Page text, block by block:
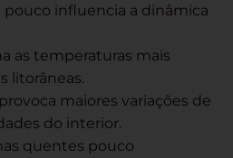
pouco influencia a dinâmica
as temperaturas mais
litorâneas.
maiores variações de
do interior.
quentes pouco